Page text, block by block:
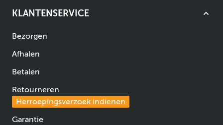
KLANTENSERVICE
Bezorgen
Afhalen
Betalen
Retourneren
Herroepingsverzoek indienen
Garantie